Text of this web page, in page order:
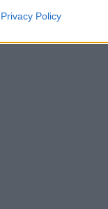
Privacy Policy